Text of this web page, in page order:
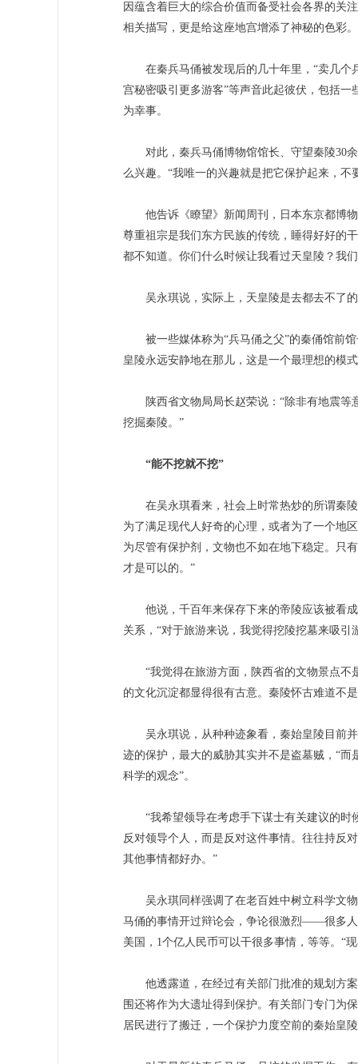
因蕴含着巨大的综合价值而备受社会各界的关
相关描写，更是给这座地宫增添了神秘的色彩。
在秦兵马俑被发现后的几十年里，“卖几个
宫秘密吸引更多游客”等声音此起彼伏，包括
为幸事。
对此，秦兵马俑博物馆馆长、守望秦陵30余
么兴趣。“我唯一的兴趣就是把它保护起来，不
他告诉《瞭望》新闻周刊，日本东京都博物
尊重祖宗是我们东方民族的传统，睡得好好的
都不知道。你们什么时候让我看过天皇陵？我
吴永琪说，实际上，天皇陵是去都去不了的
被一些媒体称为“兵马俑之父”的秦俑馆前馆
皇陵永远安静地在那儿，这是一个最理想的模
陕西省文物局局长赵荣说：“除非有地震等
挖掘秦陵。”
“能不挖就不挖”
在吴永琪看来，社会上时常热炒的所谓秦陵
为了满足现代人好奇的心理，或者为了一个地
为尽管有保护剂，文物也不如在地下稳定。只
才是可以的。”
他说，千百年来保存下来的帝陵应该被看成
关系，“对于旅游来说，我觉得挖陵挖墓来吸引
“我觉得在旅游方面，陕西省的文物景点不
的文化沉淀都显得很有古意。秦陵怀古难道不
吴永琪说，从种种迹象看，秦始皇陵目前并
迹的保护，最大的威胁其实并不是盗墓贼，“
科学的观念”。
“我希望领导在考虑手下谋士有关建议的时
反对领导个人，而是反对这件事情。往往持反
其他事情都好办。”
吴永琪同样强调了在老百姓中树立科学文物
马俑的事情开过辩论会，争论很激烈——很多
美国，1个亿人民币可以干很多事情，等等。“
他透露道，在经过有关部门批准的规划方案
围还将作为大遗址得到保护。有关部门专门为
居民进行了搬迁，一个保护力度空前的秦始皇